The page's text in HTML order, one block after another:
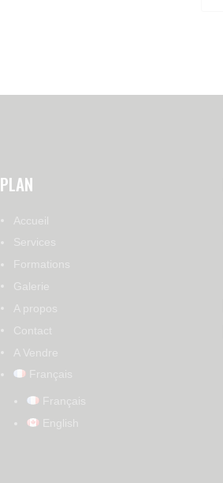
PLAN
Accueil
Services
Formations
Galerie
A propos
Contact
A Vendre
Français
Français
English